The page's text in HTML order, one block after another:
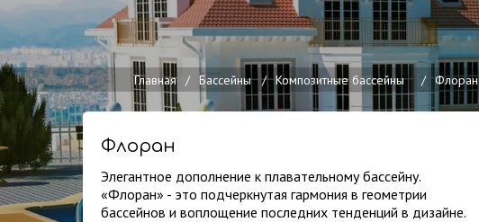
Главная Бассейны
/ / Композитные бассейны
Флоран
Элегантное дополнение к плавательному бассейну.
«Флоран» - это подчеркнутая гармония в геометрии
бассейнов и воплощение последних тенденций в дизайне.
/ Флоран